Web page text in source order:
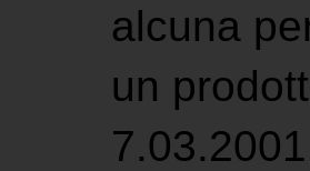
alcuna
un